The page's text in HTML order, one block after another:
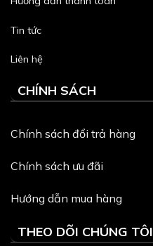
Tin tức
Liên hệ
CHÍNH SÁCH
Chính sách đổi trả hàng
Chính sách ưu đãi
Hướng dẫn mua hàng
THEO DÕI CHÚNG TÔI